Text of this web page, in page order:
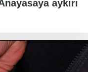
aykırı